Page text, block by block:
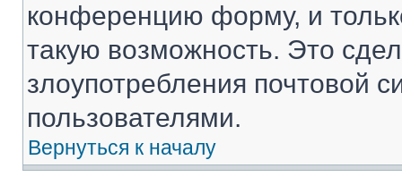
конференцию форму, и
такую возможность. Это
злоупотребления почтовой
пользователями.
Вернуться к началу